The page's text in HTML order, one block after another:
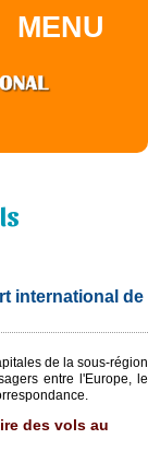
MENU
international de
de la sous-région
entre l'Europe, le
des vols au